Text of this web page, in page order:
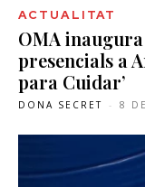
ACTUALITAT
OMA inaugura
presencials a
para Cuidar’
DONA SECRET - 8